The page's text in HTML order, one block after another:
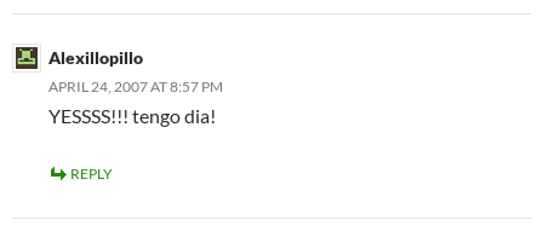
Alexillopillo
APRIL 24, 2007 AT 8:57 PM
YESSSS!!! tengo dia!
REPLY